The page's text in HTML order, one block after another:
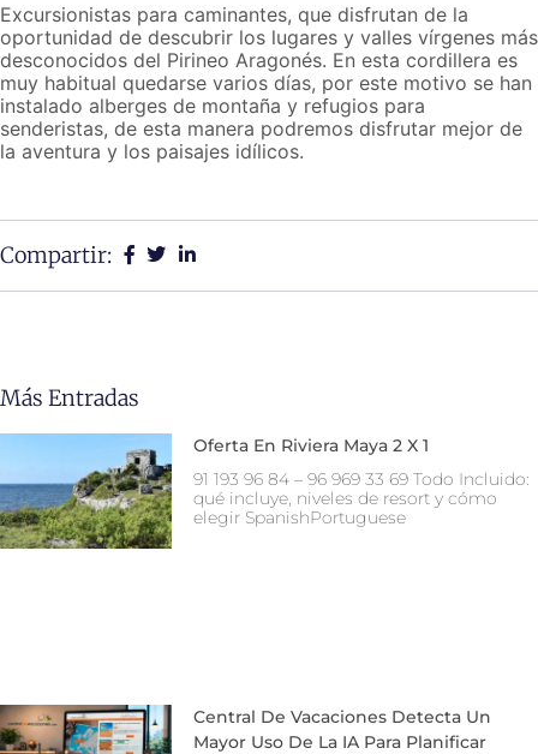
Excursionistas para caminantes, que disfrutan de la
oportunidad de descubrir los lugares y valles vírgenes más
desconocidos del Pirineo Aragonés. En esta cordillera es
muy habitual quedarse varios días, por este motivo se han
instalado alberges de montaña y refugios para
senderistas, de esta manera podremos disfrutar mejor de
la aventura y los paisajes idílicos.
Compartir:
Más Entradas
Oferta En Riviera Maya 2 X 1
91 193 96 84 – 96 969 33 69 Todo Incluido:
qué incluye, niveles de resort y cómo
elegir SpanishPortuguese
Central De Vacaciones Detecta Un
Mayor Uso De La IA Para Planificar